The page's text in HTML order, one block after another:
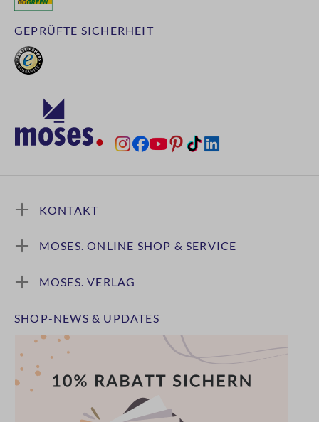
GEPRÜFTE SICHERHEIT
KONTAKT
MOSES. ONLINE SHOP & SERVICE
MOSES. VERLAG
SHOP-NEWS & UPDATES